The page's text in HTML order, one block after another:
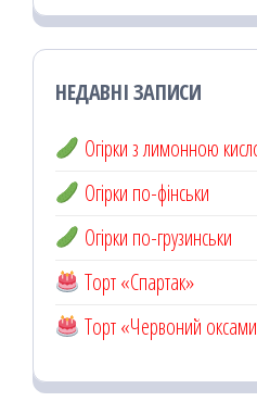
НЕДАВНІ ЗАПИСИ
Огірки з лимонною
Огірки по-фінськи
Огірки по-грузинськи
Торт «Спартак»
Торт «Червоний